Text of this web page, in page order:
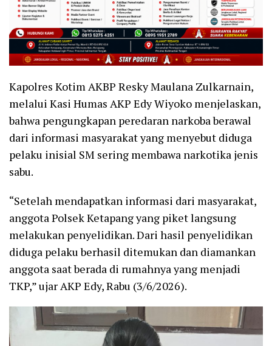
Kapolres Kotim AKBP Resky Maulana Zulkarnain,
melalui Kasi Humas AKP Edy Wiyoko menjelaskan,
bahwa pengungkapan peredaran narkoba berawal
dari informasi masyarakat yang menyebut diduga
pelaku inisial SM sering membawa narkotika jenis
sabu.
“Setelah mendapatkan informasi dari masyarakat,
anggota Polsek Ketapang yang piket langsung
melakukan penyelidikan. Dari hasil penyelidikan
diduga pelaku berhasil ditemukan dan diamankan
anggota saat berada di rumahnya yang menjadi
TKP,” ujar AKP Edy, Rabu (3/6/2026).